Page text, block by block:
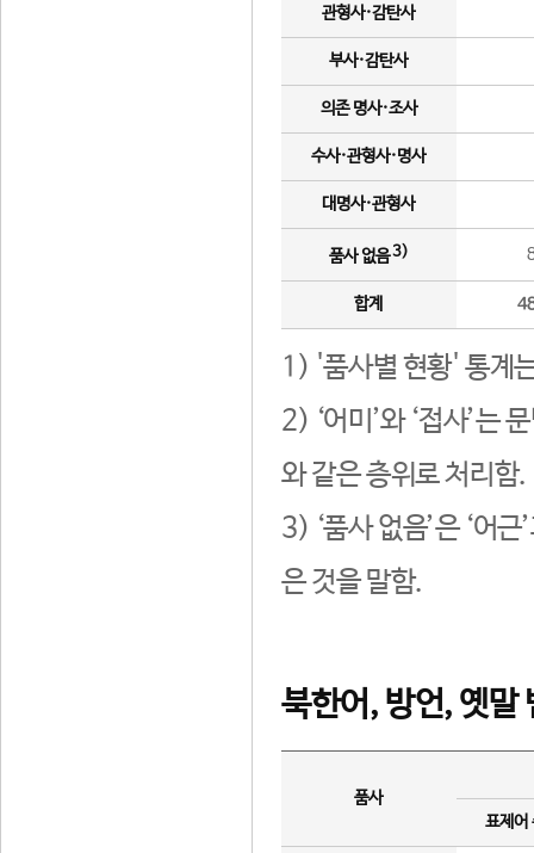
관형사·감탄사
부사·감탄사
의존 명사·조사
수사·관형사·명사
대명사·관형사
품사 없음3)
합계
1) '품사별 현황' 통계
2) ‘어미’와 ‘접사’는
와 같은 층위로 처리함.
3) ‘품사 없음’은 ‘어
은 것을 말함.
북한어, 방언, 옛말
품사
표제어